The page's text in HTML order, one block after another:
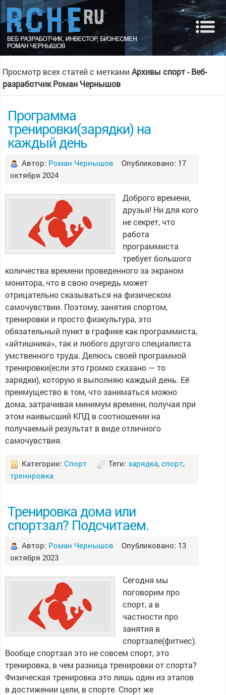
Просмотр всех статей с меткамиАрхивы спорт - Веб-
разработчик Роман Чернышов
Программа
тренировки(зарядки) на
каждый день
Автор: Роман Чернышов Опубликовано: 17
октября 2024
Доброго времени,
друзья! Ни для кого
не секрет, что
работа
программиста
требует большого
количества времени проведенного за экраном
монитора, что в свою очередь может
отрицательно сказываться на физическом
самочувствии. Поэтому, занятия спортом,
тренировки и просто физкультура, это
обязательный пункт в графике как программиста,
«айтишника», так и любого другого специалиста
умственного труда. Делюсь своей программой
тренировки(если это громко сказано — то
зарядки), которую я выполняю каждый день. Её
преимущество в том, что заниматься можно
дома, затрачивая минимум времени, получая при
этом наивысший КПД в соотношении на
получаемый результат в виде отличного
самочувствия.
Категории: Спорт Теги: зарядка, спорт,
тренировка
Тренировка дома или
спортзал? Подсчитаем.
Автор: Роман Чернышов Опубликовано: 13
октября 2023
Сегодня мы
поговорим про
спорт, а в
частности про
занятия в
спортзале(фитнес).
Вообще спортзал это не совсем спорт, это
тренировка, в чем разница тренировки от спорта?
Физическая тренировка это лишь один из этапов
в достижении цели, в спорте. Спорт же